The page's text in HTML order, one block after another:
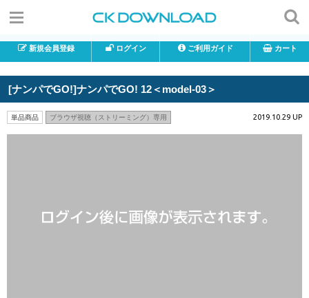
新規会員登録 ログイン ご利用ガイド カート
[ナンパでGO!]ナンパでGO! 12＜model-03＞
単品商品 ブラウザ視聴（ストリーミング）専用 2019.10.29 UP